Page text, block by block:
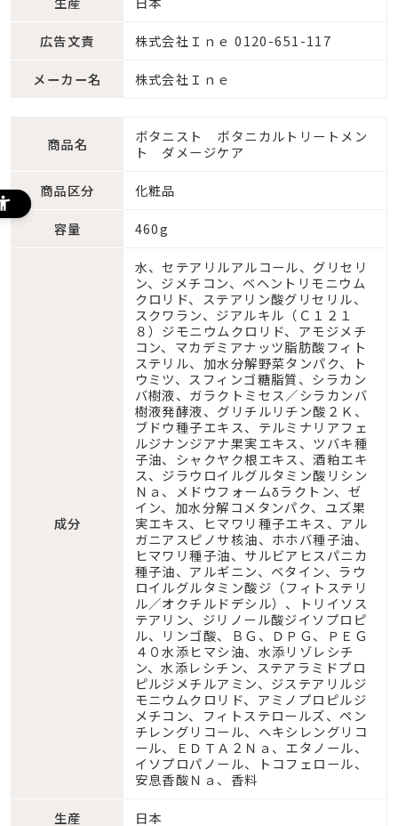
広告文責 株式会社Ｉｎｅ 0120-651-117
メーカー名 株式会社Ｉｎｅ
商品名
ボタニスト ボタニカルトリートメン
ト ダメージケア
商品区分 化粧品
容量 460g
成分
水、セテアリルアルコール、グリセリ
ン、ジメチコン、ベヘントリモニウム
クロリド、ステアリン酸グリセリル、
スクワラン、ジアルキル（Ｃ１２１
８）ジモニウムクロリド、アモジメチ
コン、マカデミアナッツ脂肪酸フィト
ステリル、加水分解野菜タンパク、ト
ウミツ、スフィンゴ糖脂質、シラカン
バ樹液、ガラクトミセス／シラカンバ
樹液発酵液、グリチルリチン酸２Ｋ、
ブドウ種子エキス、テルミナリアフェ
ルジナンジアナ果実エキス、ツバキ種
子油、シャクヤク根エキス、酒粕エキ
ス、ジラウロイルグルタミン酸リシン
Ｎａ、メドウフォームδラクトン、ゼ
イン、加水分解コメタンパク、ユズ果
実エキス、ヒマワリ種子エキス、アル
ガニアスピノサ核油、ホホバ種子油、
ヒマワリ種子油、サルビアヒスパニカ
種子油、アルギニン、ベタイン、ラウ
ロイルグルタミン酸ジ（フィトステリ
ル／オクチルドデシル）、トリイソス
テアリン、ジリノール酸ジイソプロピ
ル、リンゴ酸、ＢＧ、ＤＰＧ、ＰＥＧ
４０水添ヒマシ油、水添リゾレシチ
ン、水添レシチン、ステアラミドプロ
ピルジメチルアミン、ジステアリルジ
モニウムクロリド、アミノプロピルジ
メチコン、フィトステロールズ、ペン
チレングリコール、ヘキシレングリコ
ール、ＥＤＴＡ２Ｎａ、エタノール、
イソプロパノール、トコフェロール、
安息香酸Ｎａ、香料
生産 日本